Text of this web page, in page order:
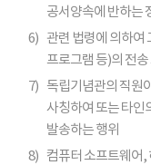
공서양속에 반하는
6) 관련 법령에 의하여
프로그램 등)의 전
7) 독립기념관의 직원
사칭하여 또는 타인
발송하는 행위
8) 컴퓨터 소프트웨어,